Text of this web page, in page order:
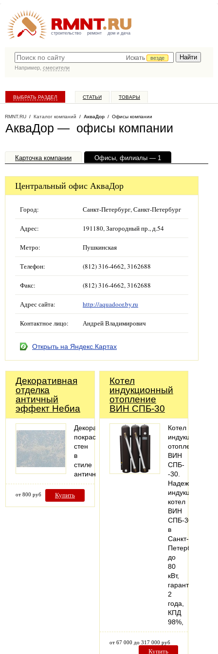
строительство ремонт дом и дача
Искать
везде
Например, смесители
ВЫБРАТЬ РАЗДЕЛ СТАТЬИ ТОВАРЫ
RMNT.RU / Каталог компаний / АкваДор / Офисы компании
АкваДор — офисы компании
Карточка компании Офисы, филиалы — 1
Центральный офис АкваДор
Город: Санкт-Петербург, Санкт-Петербург
Адрес: 191180, Загородный пр., д.54
Метро: Пушкинская
Телефон: (812) 316-4662, 3162688
Факс: (812) 316-4662, 3162688
Адрес сайта: http://aquadoor.by.ru
Контактное лицо: Андрей Владимирович
Открыть на Яндекс.Картах
Декоративная
отделка
античный
эффект Небиа
Декоративная
покраска
стен
в
стиле
античности
от 800 руб Купить
Котел
индукционный
отопление
ВИН СПБ-30
Котел
индукционный
отопление
ВИН
СПБ-
-30.
Надежный
индукционный
котел
ВИН
СПБ-30
в
Санкт-
Петербурге
до
80
кВт,
гарантия
2
года,
КПД
98%,
от 67 000 до 317 000 руб
Купить